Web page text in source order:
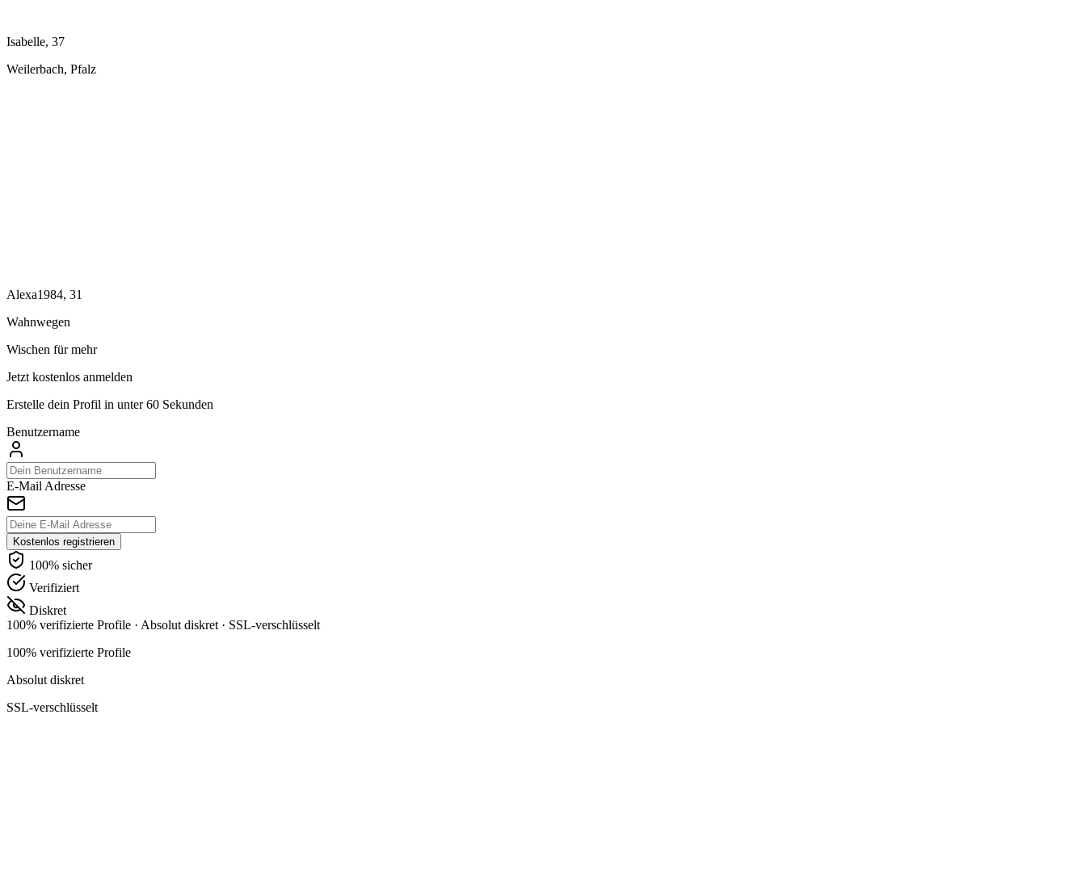
Isabelle, 37
Weilerbach, Pfalz
Alexa1984, 31
Wahnwegen
Wischen für mehr
Jetzt kostenlos anmelden
Erstelle dein Profil in unter 60 Sekunden
Benutzername
E-Mail Adresse
Kostenlos registrieren
100% sicher
Verifiziert
Diskret
100% verifizierte Profile · Absolut diskret · SSL-verschlüsselt
100% verifizierte Profile
Absolut diskret
SSL-verschlüsselt